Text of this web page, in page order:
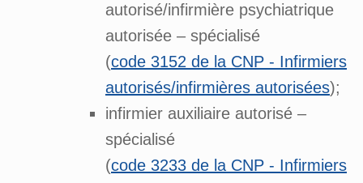
autorisé/infirmière psychiatrique
autorisée – spécialisé
(code 3152 de la CNP - Infirmiers
autorisés/infirmières autorisées);
infirmier auxiliaire autorisé –
spécialisé
(code 3233 de la CNP - Infirmiers